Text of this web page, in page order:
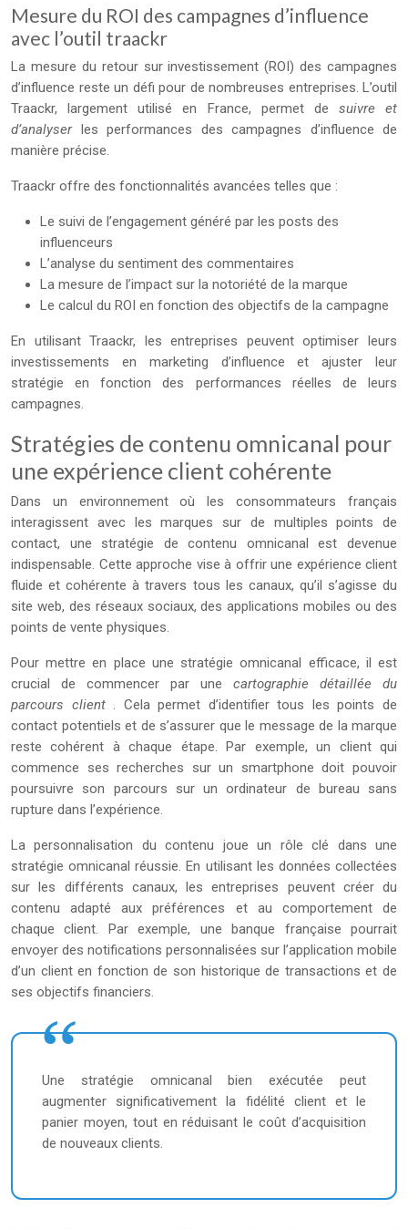
Mesure du ROI des campagnes d’influence
avec l’outil traackr
La mesure du retour sur investissement (ROI) des campagnes
d’influence reste un défi pour de nombreuses entreprises. L’outil
Traackr, largement utilisé en France, permet de suivre et
d’analyser les performances des campagnes d’influence de
manière précise.
Traackr offre des fonctionnalités avancées telles que :
Le suivi de l’engagement généré par les posts des
influenceurs
L’analyse du sentiment des commentaires
La mesure de l’impact sur la notoriété de la marque
Le calcul du ROI en fonction des objectifs de la campagne
En utilisant Traackr, les entreprises peuvent optimiser leurs
investissements en marketing d’influence et ajuster leur
stratégie en fonction des performances réelles de leurs
campagnes.
Stratégies de contenu omnicanal pour
une expérience client cohérente
Dans un environnement où les consommateurs français
interagissent avec les marques sur de multiples points de
contact, une stratégie de contenu omnicanal est devenue
indispensable. Cette approche vise à offrir une expérience client
fluide et cohérente à travers tous les canaux, qu’il s’agisse du
site web, des réseaux sociaux, des applications mobiles ou des
points de vente physiques.
Pour mettre en place une stratégie omnicanal efficace, il est
crucial de commencer par une cartographie détaillée du
parcours client . Cela permet d’identifier tous les points de
contact potentiels et de s’assurer que le message de la marque
reste cohérent à chaque étape. Par exemple, un client qui
commence ses recherches sur un smartphone doit pouvoir
poursuivre son parcours sur un ordinateur de bureau sans
rupture dans l’expérience.
La personnalisation du contenu joue un rôle clé dans une
stratégie omnicanal réussie. En utilisant les données collectées
sur les différents canaux, les entreprises peuvent créer du
contenu adapté aux préférences et au comportement de
chaque client. Par exemple, une banque française pourrait
envoyer des notifications personnalisées sur l’application mobile
d’un client en fonction de son historique de transactions et de
ses objectifs financiers.
Une stratégie omnicanal bien exécutée peut
augmenter significativement la fidélité client et le
panier moyen, tout en réduisant le coût d’acquisition
de nouveaux clients.